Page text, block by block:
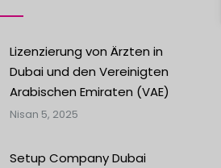
Lizenzierung von Ärzten in
Dubai und den Vereinigten
Arabischen Emiraten (VAE)
Nisan 5, 2025
Setup Company Dubai